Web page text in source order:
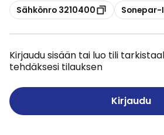
Kopioi
Sähkönro 3210400 Kopioi
Sonepar-
Kirjaudu sisään tai luo tili
tehdäksesi tilauksen
Kirjaudu